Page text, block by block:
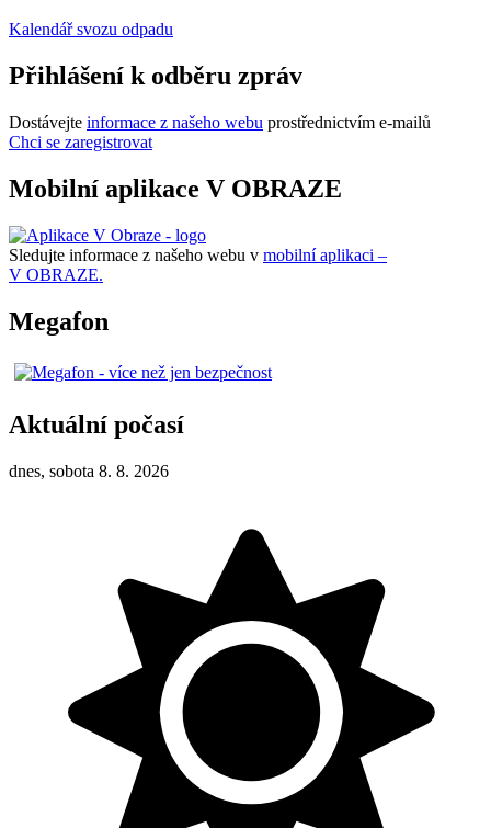
Kalendář svozu odpadu
Přihlášení k odběru zpráv
Dostávejte informace z našeho webu prostřednictvím e-mailů
Chci se zaregistrovat
Mobilní aplikace V OBRAZE
Sledujte informace z našeho webu v mobilní aplikaci –
V OBRAZE.
Megafon
Aktuální počasí
dnes, sobota 8. 8. 2026